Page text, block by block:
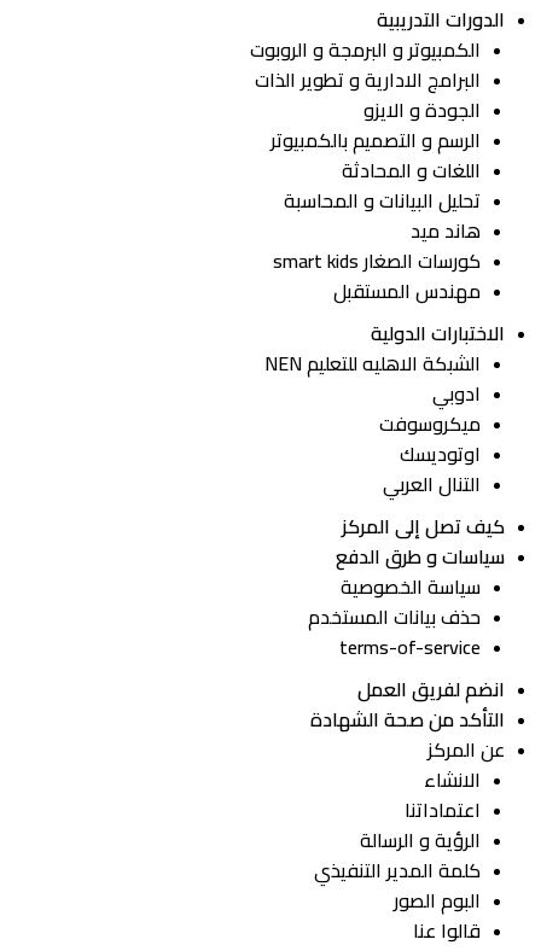
الدورات التدريبية
الكمبيوتر و البرمجة و الروبوت
البرامج الادارية و تطوير الذات
الجودة و الايزو
الرسم و التصميم بالكمبيوتر
اللغات و المحادثة
تحليل البيانات و المحاسبة
هاند ميد
كورسات الصغار smart kids
مهندس المستقبل
الاختبارات الدولية
الشبكة الاهليه للتعليم NEN
ادوبي
ميكروسوفت
اوتوديسك
التنال العربي
كيف تصل إلى المركز
سياسات و طرق الدفع
سياسة الخصوصية
حذف بيانات المستخدم
terms-of-service
انضم لفريق العمل
التأكد من صحة الشهادة
عن المركز
الانشاء
اعتماداتنا
الرؤية و الرسالة
كلمة المدير التنفيذي
البوم الصور
قالوا عنا